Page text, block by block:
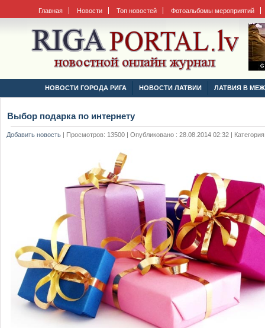
Главная Новости Топ новостей Фотоальбомы мероприятий
НОВОСТИ ГОРОДА РИГА НОВОСТИ ЛАТВИИ ЛАТВИЯ В
Выбор подарка по интернету
Добавить новость | Просмотров: 13500 | Опубликовано : 28.08.2014 02:32 |